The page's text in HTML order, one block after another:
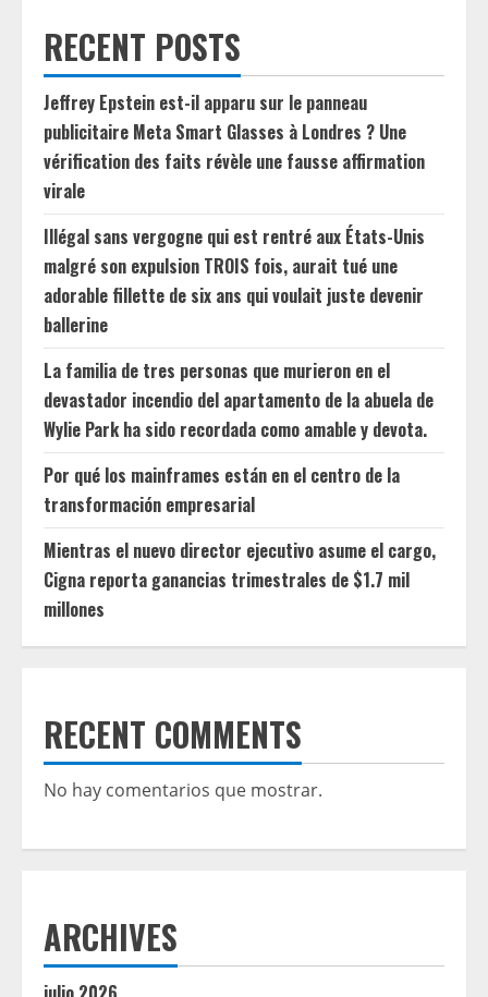
RECENT POSTS
Jeffrey Epstein est-il apparu sur le panneau
publicitaire Meta Smart Glasses à Londres ? Une
vérification des faits révèle une fausse affirmation
virale
Illégal sans vergogne qui est rentré aux États-Unis
malgré son expulsion TROIS fois, aurait tué une
adorable fillette de six ans qui voulait juste devenir
ballerine
La familia de tres personas que murieron en el
devastador incendio del apartamento de la abuela de
Wylie Park ha sido recordada como amable y devota.
Por qué los mainframes están en el centro de la
transformación empresarial
Mientras el nuevo director ejecutivo asume el cargo,
Cigna reporta ganancias trimestrales de $1.7 mil
millones
RECENT COMMENTS
No hay comentarios que mostrar.
ARCHIVES